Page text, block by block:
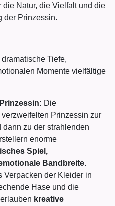
die Natur, die Vielfalt und die
der Prinzessin.
Tiefe,
Momente vielfältige
Die
Prinzessin zur
zu der strahlenden
enorme
Spiel,
Bandbreite.
Verpacken der Kleider in
Hase und die
kreative